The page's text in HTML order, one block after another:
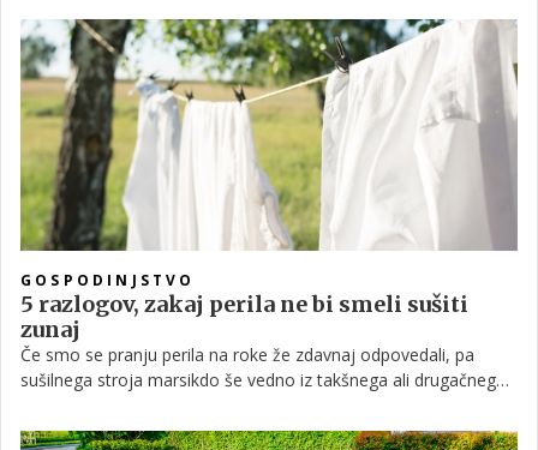
GOSPODINJSTVO
5 razlogov, zakaj perila ne bi smeli sušiti
zunaj
Če smo se pranju perila na roke že zdavnaj odpovedali, pa
sušilnega stroja marsikdo še vedno iz takšnega ali drugačnega
nekaj slabosti.